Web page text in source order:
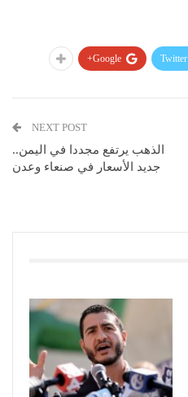
Twitter
Google+
NEXT POST
الذهب يرتفع مجددا في اليمن..
جديد الأسعار في صنعاء وعدن